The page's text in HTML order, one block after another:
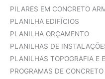
PILARES EM CONCRETO
PLANILHA EDIFÍCIOS
PLANILHA ORÇAMENTO
PLANILHAS DE
PLANILHAS TOPOGRAFIA E
PROGRAMAS DE